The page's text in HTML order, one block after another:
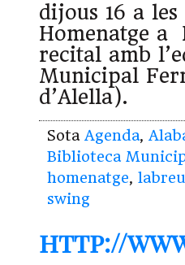
dijous 16 a
Homenatge a
recital amb
Municipal
d’Alella).
Sota Agenda,
Biblioteca
homenatge,
swing
http://